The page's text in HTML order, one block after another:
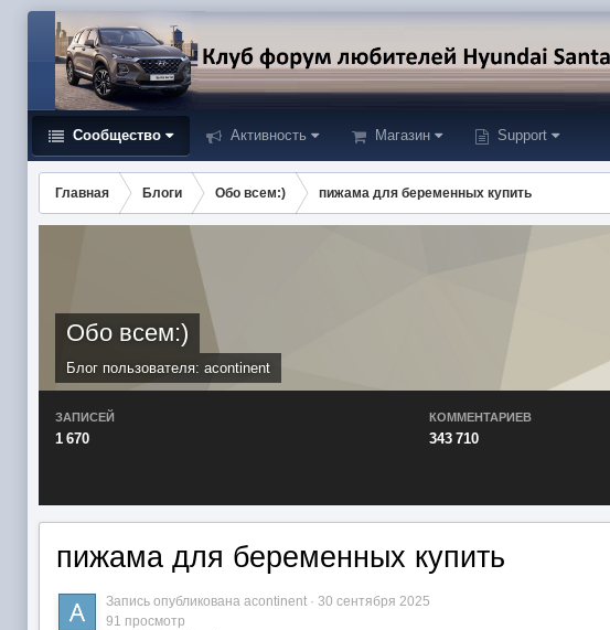
Сообщество Активность Магазин Support
Главная Блоги Обо всем:) пижама для беременных купить
Обо всем:)
Блог пользователя: acontinent
ЗАПИСЕЙ
1 670
КОММЕНТАРИЕВ
343 710
пижама для беременных купить
Запись опубликована acontinent · 30 сентября 2025
91 просмотр